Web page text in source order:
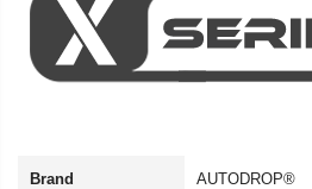
Brand AUTODROP®